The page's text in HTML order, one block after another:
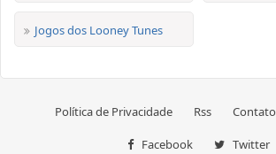
Jogos dos Looney Tunes
Política de Privacidade Rss Contato
Facebook Twitter